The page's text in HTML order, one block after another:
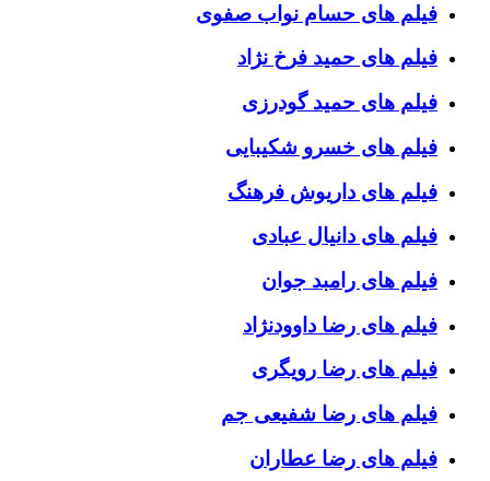
فیلم های حسام نواب صفوی
فیلم های حمید فرخ نژاد
فیلم های حمید گودرزی
فیلم های خسرو شکیبایی
فیلم های داریوش فرهنگ
فیلم های دانیال عبادی
فیلم های رامبد جوان
فیلم های رضا داوودنژاد
فیلم های رضا رویگری
فیلم های رضا شفیعی جم
فیلم های رضا عطاران